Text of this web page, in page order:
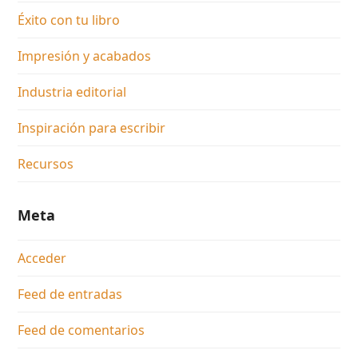
Éxito con tu libro
Impresión y acabados
Industria editorial
Inspiración para escribir
Recursos
Meta
Acceder
Feed de entradas
Feed de comentarios